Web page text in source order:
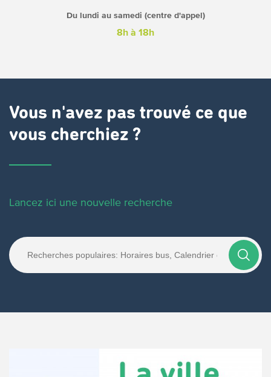
Du lundi au samedi (centre d'appel)
8h à 18h
Vous n'avez pas trouvé ce que
vous cherchiez ?
Lancez ici une nouvelle recherche